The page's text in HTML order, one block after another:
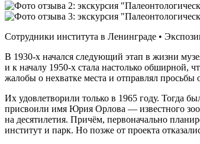
Сотрудники института в Ленинграде •
В 1930-х начался следующий этап в жизни
и к началу 1950-х стала настолько обширной,
жалобы о нехватке места и отправлял
Их удовлетворили только в 1965 году. Тогда
присвоили имя Юрия Орлова — известного
на десятилетия. Причём, первоначально
институт и парк. Но позже от проекта